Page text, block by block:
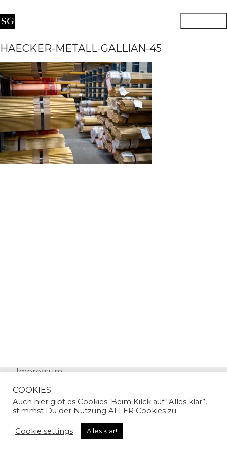
HAECKER-METALL-GALLIAN-45
Impressum
© Copyright 2024 | Sandra Gallian | All Rights
COOKIES
Auch hier gibt es Cookies. Beim Kilck auf “Alles klar”,
stimmst Du der Nutzung ALLER Cookies zu.
Cookie settings Alles klar!